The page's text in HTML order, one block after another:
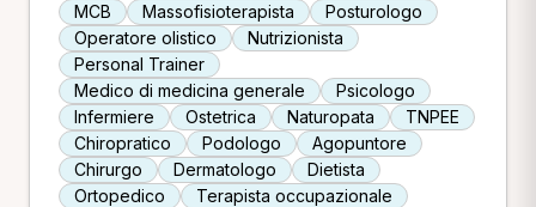
MCB
Massofisioterapista
Posturologo
Operatore olistico
Nutrizionista
Personal Trainer
Medico di medicina generale
Psicologo
Infermiere
Ostetrica Naturopata
TNPEE
Chiropratico
Podologo
Agopuntore
Chirurgo
Dermatologo
Dietista
Ortopedico
Terapista occupazionale